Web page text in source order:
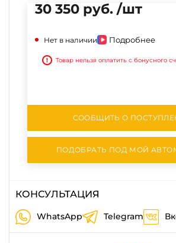
30 350 руб. /шт
Нет в наличии Подробнее
! Товар нельзя оплатить с бонусного
СООБЩИТЬ О
ПОДОБРАТЬ ПОД МОЙ
КОНСУЛЬТАЦИЯ
WhatsApp Telegram